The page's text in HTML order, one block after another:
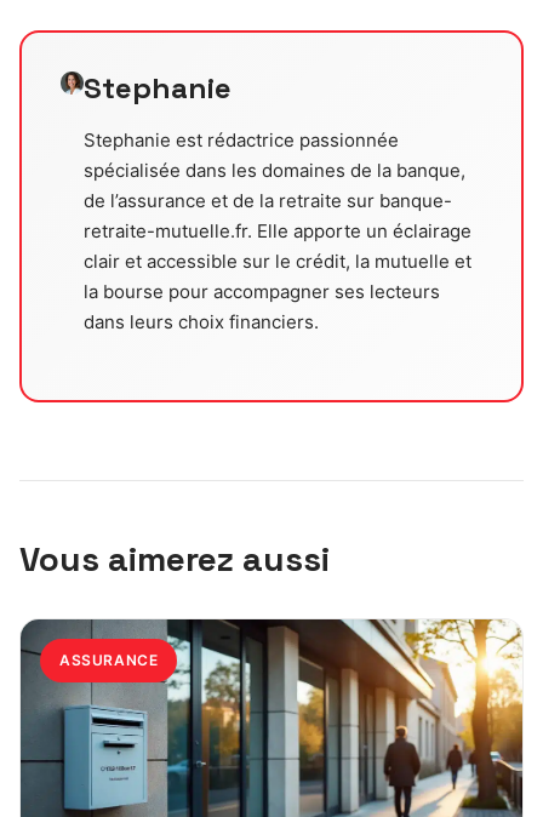
Stephanie
Stephanie est rédactrice passionnée
spécialisée dans les domaines de la banque,
de l’assurance et de la retraite sur banque-
retraite-mutuelle.fr. Elle apporte un éclairage
clair et accessible sur le crédit, la mutuelle et
la bourse pour accompagner ses lecteurs
dans leurs choix financiers.
Vous aimerez aussi
ASSURANCE